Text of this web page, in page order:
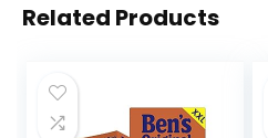
Related Products